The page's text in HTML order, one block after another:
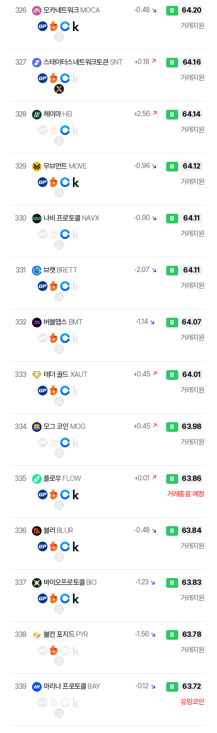
326 모카네트워크MOCA -0.48 ↘ B
64.20
거래지원
327 스테이터스네트워크토큰SNT +0.18 ↗ B
64.16
거래지원
328 헤이마HEI +2.56 ↗ B
64.14
거래지원
329 무브먼트 MOVE -0.96 ↘ B
64.12
거래지원
330 나비 프로토콜 NAVX -0.90 ↘ B
64.11
거래지원
331 브렛 BRETT -2.07 ↘ B
64.11
거래지원
332 버블맵스 BMT -1.14 ↘ B
64.07
거래지원
333 테더 골드 XAUT +0.45 ↗ B
64.01
거래지원
334 모그 코인 MOG +0.45 ↗ B
63.98
거래지원
335 플로우FLOW +0.01 ↗ B
63.86
거래종료 예정
336 블러BLUR -0.48 ↘ B
63.84
거래지원
337 바이오프로토콜BIO -1.23 ↘ B
63.83
거래지원
338 불칸 포지드PYR -1.56 ↘ B
63.78
거래지원
339 마리나 프로토콜BAY -0.12 ↘ B
63.72
유망코인